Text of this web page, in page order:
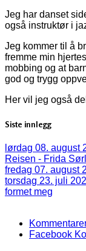
Jeg har danset
også instruktør i
Jeg kommer til å
fremme min
mobbing og at
god og trygg
Her vil jeg også
Siste innlegg
lørdag 08. august
Reisen - Frida
fredag 07. august
torsdag 23. juli
formet meg
Facebook